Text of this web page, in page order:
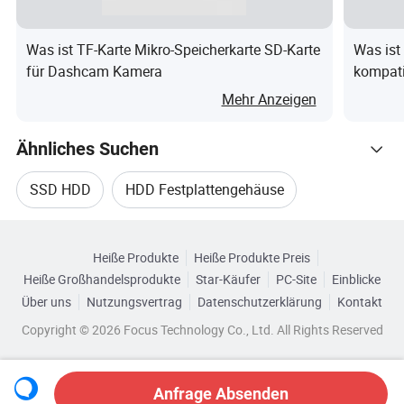
Direkte Stromversorgung über USB. Keine externe
Stromversorgung erforderlich
Detaillierte Fotos
Unternehmensprofil
Über ANERA
Shenzhen Anera Tech Company Limited), mit Sitz in
Shenzhen, China, ist ein professioneller Hersteller und
Exporteur spezialisiert auf Computer-Peripheriegeräte und
mobiles Zubehör. Unsere 2.000 Quadratmeter große
Fabrik ist mit vier Produktionslinien und fortschrittlichen
Maschinen wie Doppelwellen-Schweißmaschinen, SMT-
Was ist TF-Karte Mikro-Speicherkarte SD-Karte
für Dashcam Kamera
Mehr Anzeigen
Was
Ähnliches Suchen
SSD HDD HDD Festplattengehäuse
Aluminium-Festplattengehäuse
Gehäuse HDD Spieler
USB SATA Festplattengehäuse
Durchsuchen Sie nach Kategorien
Heiße Produkte
Heiße Produkte Preis
Heiße Großhandelsprodukte
Star-Käufer PC-Site
Einblicke
Über uns
Nutzungsvertrag Datenschutzerklärung
Kontakt
Copyright © 2026 Focus Technology Co., Ltd. All Rights Reserved
Anfrage Absenden